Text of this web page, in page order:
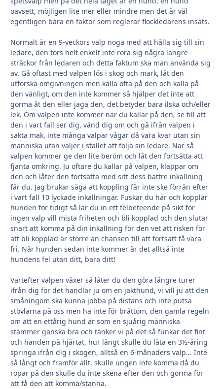
oavsett, möjligen lite mer eller mindre men det är väl
egentligen bara en faktor som reglerar flockledarens insats.
Normalt är en 9-veckors valp noga med att hålla sig till sin
ledare, den törs helt enkelt inte röra sig några längre
sträckor från ledaren och detta faktum ska man använda sig
av. Gå oftast med valpen lös i skog och mark, låt den
utforska omgivningen men kalla ofta på den och kalla på
den vänligt, om den inte kommer så hjälper det inte att
gorma åt den eller jaga den, det betyder bara ilska och/eller
lek. Om valpen inte kommer när du kallar på den, se till att
den i vart fall ser dig, vänd dig om och gå ifrån valpen i
sakta mak, inte många valpar vågar då vara kvar utan sin
människa utan väljer i stället att följa sin ledare. När så
valpen kommer ge den lite beröm och låt den fortsätta att
fjanta omkring. Ju oftare du kallar på valpen, klappar om
den och låter den fortsätta med sitt dess bättre inkallning
får du. Jag brukar säga att koppling får inte ske förrän efter
i vart fall 10 lyckade inkallningar. Fuskar du här och kopplar
hunden för tidigt så lär du in ett felbeteende på sikt för
ingen valp vill mista friheten och bli kopplad och den slutar
snart att komma på din inkallning för den vet att risken för
att bli kopplad är större än chansen till att fortsatt få vara
fri. När hunden sedan inte kommer är det alltså inte
hundens fel utan ditt, bara ditt!
Vartefter valpen växer så låter du den göra längre turer
ifrån dig för det handlar ju om en jakthund, vi vill ju att den
småningom ska kunna jobba på distans och inte putsa
stövlarna på oss men ha inte för bråttom, den gamla regeln
om att en ettårig hund är som en sjuårig människa
stämmer ganska bra och tänker vi på det så funkar det fint
och handen på hjärtat, hur långt skulle du låta en 3½-åring
springa ifrån dig i skogen, alltså en 6-månaders valp... Inte
så långt och framför allt, skulle ungen inte komma då du
ropar på den skulle du inte skena efter den och gorma för
att få den att komma/stanna.